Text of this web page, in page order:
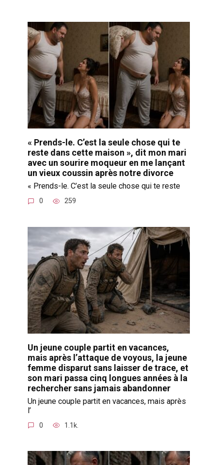
« Prends-le. C’est la seule chose qui te
reste dans cette maison », dit mon mari
avec un sourire moqueur en me lançant
un vieux coussin après notre divorce
« Prends-le. C’est la seule chose qui te reste
0 259
Un jeune couple partit en vacances,
mais après l’attaque de voyous, la jeune
femme disparut sans laisser de trace, et
son mari passa cinq longues années à la
rechercher sans jamais abandonner
Un jeune couple partit en vacances, mais après
l’
0 1.1k.